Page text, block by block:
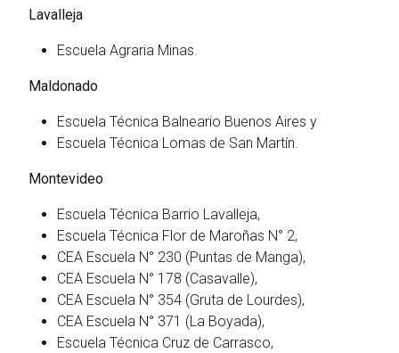
Lavalleja
Escuela Agraria Minas.
Maldonado
Escuela Técnica Balneario Buenos Aires y
Escuela Técnica Lomas de San Martín.
Montevideo
Escuela Técnica Barrio Lavalleja,
Escuela Técnica Flor de Maroñas N° 2,
CEA Escuela N° 230 (Puntas de Manga),
CEA Escuela N° 178 (Casavalle),
CEA Escuela N° 354 (Gruta de Lourdes),
CEA Escuela N° 371 (La Boyada),
Escuela Técnica Cruz de Carrasco,